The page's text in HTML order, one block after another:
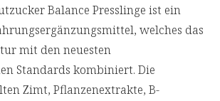
Balance Presslinge ist ein
welches das
mit den neuesten
Standards kombiniert. Die
Zimt, Pflanzenextrakte, B-